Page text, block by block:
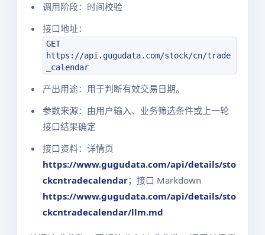
调用阶段：时间校验
接口地址：
GET
https://api.gugudata.com/stock/cn/trade
_calendar
产出用途：用于判断有效交易日期。
参数来源：由用户输入、业务筛选条件或上一轮
接口结果确定
接口资料：详情页
https://www.gugudata.com/api/details/sto
ckcntradecalendar；接口 Markdown
https://www.gugudata.com/api/details/sto
ckcntradecalendar/llm.md